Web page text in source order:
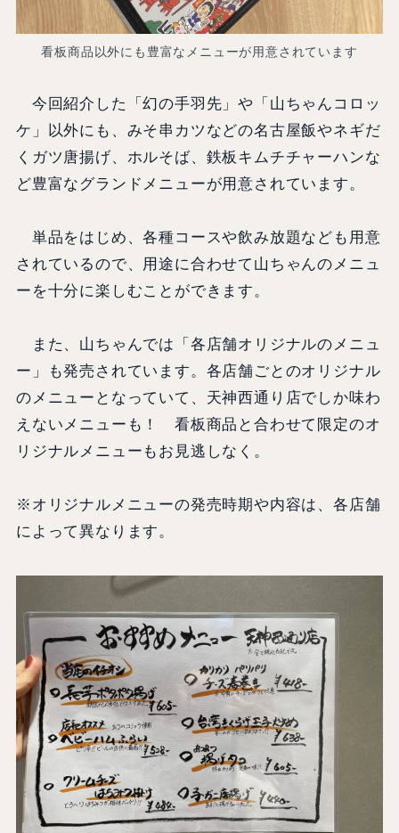
看板商品以外にも豊富なメニューが用意されています
今回紹介した「幻の手羽先」や「山ちゃんコロッ
ケ」以外にも、みそ串カツなどの名古屋飯やネギだ
くガツ唐揚げ、ホルそば、鉄板キムチチャーハンな
ど豊富なグランドメニューが用意されています。
単品をはじめ、各種コースや飲み放題なども用意
されているので、用途に合わせて山ちゃんのメニュ
ーを十分に楽しむことができます。
また、山ちゃんでは「各店舗オリジナルのメニュ
ー」も発売されています。各店舗ごとのオリジナル
のメニューとなっていて、天神西通り店でしか味わ
えないメニューも！ 看板商品と合わせて限定のオ
リジナルメニューもお見逃しなく。
※オリジナルメニューの発売時期や内容は、各店舗
によって異なります。